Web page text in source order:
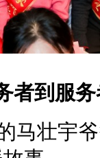
者到服
马壮宇